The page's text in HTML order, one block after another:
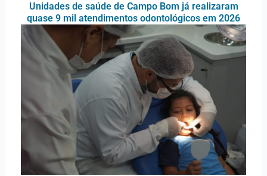
Unidades de saúde de Campo Bom já realizaram
quase 9 mil atendimentos odontológicos em 2026